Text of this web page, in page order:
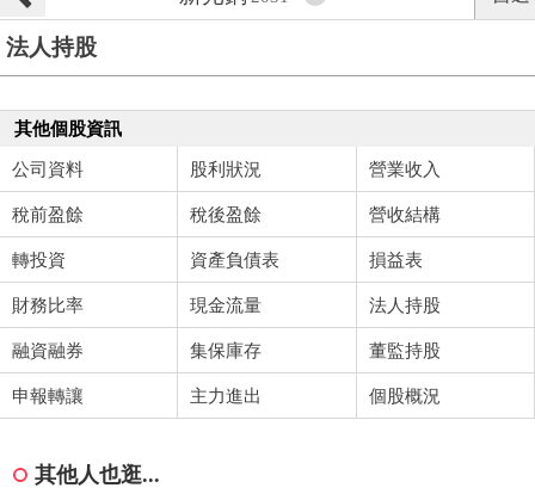
法人持股
其他個股資訊
公司資料 股利狀況 營業收入
稅前盈餘 稅後盈餘 營收結構
轉投資 資產負債表 損益表
財務比率 現金流量 法人持股
融資融券 集保庫存 董監持股
申報轉讓 主力進出 個股概況
其他人也逛...